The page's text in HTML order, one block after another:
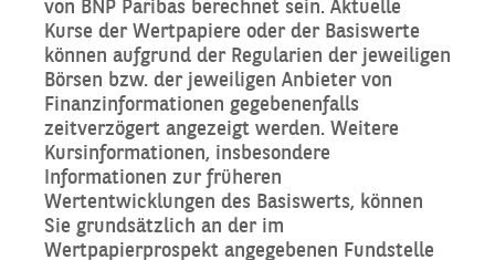
Kurse der Wertpapiere oder der Basiswerte
können aufgrund der Regularien der jeweiligen
Börsen bzw. der jeweiligen Anbieter von
Finanzinformationen gegebenenfalls
zeitverzögert angezeigt werden. Weitere
Kursinformationen, insbesondere
Informationen zur früheren
Wertentwicklungen des Basiswerts, können
Sie grundsätzlich an der im
Wertpapierprospekt angegebenen Fundstelle